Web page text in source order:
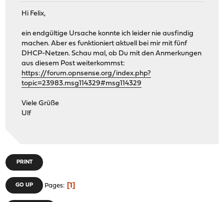
Hi Felix,
ein endgültige Ursache konnte ich leider nie ausfindig
machen. Aber es funktioniert aktuell bei mir mit fünf
DHCP-Netzen. Schau mal, ob Du mit den Anmerkungen
aus diesem Post weiterkommst:
https://forum.opnsense.org/index.php?
topic=23983.msg114329#msg114329
Viele Grüße
Ulf
PRINT
GO UP Pages 1